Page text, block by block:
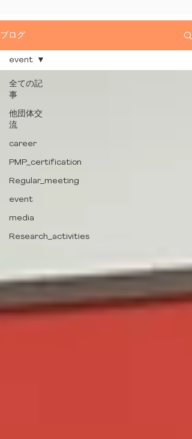
ブログ
全ての記
事
他団体交
流
career
PMP_certification
Regular_meeting
event
media
Research_activities
event